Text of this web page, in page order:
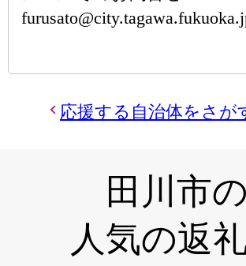
応援する自治体をさが
田川市の
人気の返